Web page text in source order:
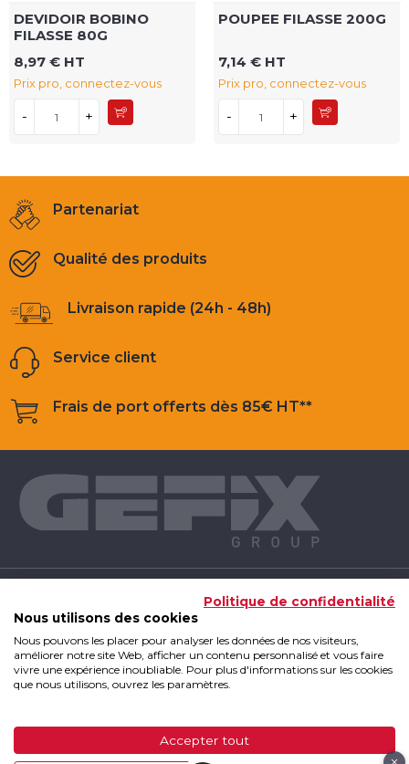
DEVIDOIR BOBINO
FILASSE 80G
8,97 € HT
Prix pro, connectez-vous
- +
POUPEE FILASSE 200G
7,14 € HT
Prix pro, connectez-vous
- +
Partenariat
Qualité des produits
Livraison rapide (24h - 48h)
Service client
Frais de port offerts dès 85€ HT**
INFOS UTILES
Politique de confidentialité
Nous utilisons des cookies
Nous pouvons les placer pour analyser les données de nos visiteurs,
améliorer notre site Web, afficher un contenu personnalisé et vous faire
vivre une expérience inoubliable. Pour plus d'informations sur les cookies
que nous utilisons, ouvrez les paramètres.
Accepter tout